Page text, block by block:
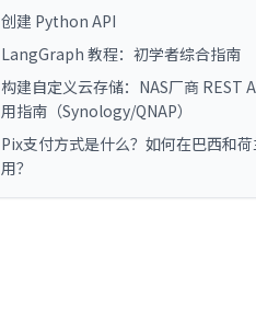
创建 Python API
LangGraph 教程：初学者综合指南
构建自定义云存储：NAS厂商 REST
用指南（Synology/QNAP）
Pix支付方式是什么？如何在巴西和荷
用？